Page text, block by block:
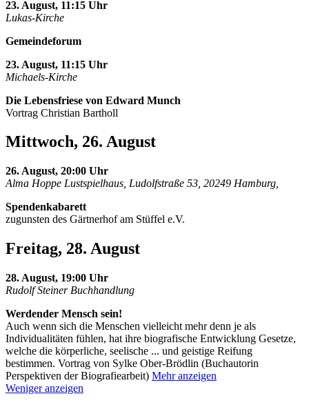
23. August, 11:15 Uhr
Lukas-Kirche
Gemeindeforum
23. August, 11:15 Uhr
Michaels-Kirche
Die Lebensfriese von Edward Munch
Vortrag Christian Bartholl
Mittwoch, 26. August
26. August, 20:00 Uhr
Alma Hoppe Lustspielhaus, Ludolfstraße 53, 20249 Hamburg,
Spendenkabarett
zugunsten des Gärtnerhof am Stüffel e.V.
Freitag, 28. August
28. August, 19:00 Uhr
Rudolf Steiner Buchhandlung
Werdender Mensch sein!
Auch wenn sich die Menschen vielleicht mehr denn je als
Individualitäten fühlen, hat ihre biografische Entwicklung Gesetze,
welche die körperliche, seelische ... und geistige Reifung
bestimmen. Vortrag von Sylke Ober-Brödlin (Buchautorin
Perspektiven der Biografiearbeit) Mehr anzeigen
Weniger anzeigen